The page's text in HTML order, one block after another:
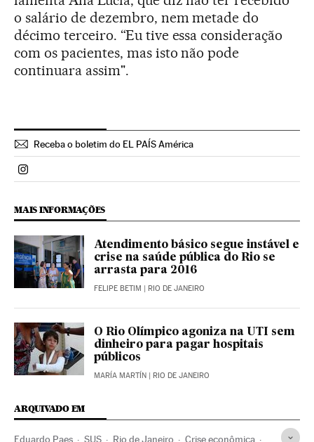
o salário de dezembro, nem metade do
décimo terceiro. “Eu tive essa consideração
com os pacientes, mas isto não pode
continuara assim".
Receba o boletim do EL PAÍS América
Politica El País Brasil en Instagram
MAIS INFORMAÇÕES
Atendimento básico segue instável e
crise na saúde pública do Rio se
arrasta para 2016
FELIPE BETIM | RIO DE JANEIRO
O Rio Olímpico agoniza na UTI sem
dinheiro para pagar hospitais
públicos
MARÍA MARTÍN | RIO DE JANEIRO
ARQUIVADO EM
Eduardo Paes SUS Rio de Janeiro Crise econômica